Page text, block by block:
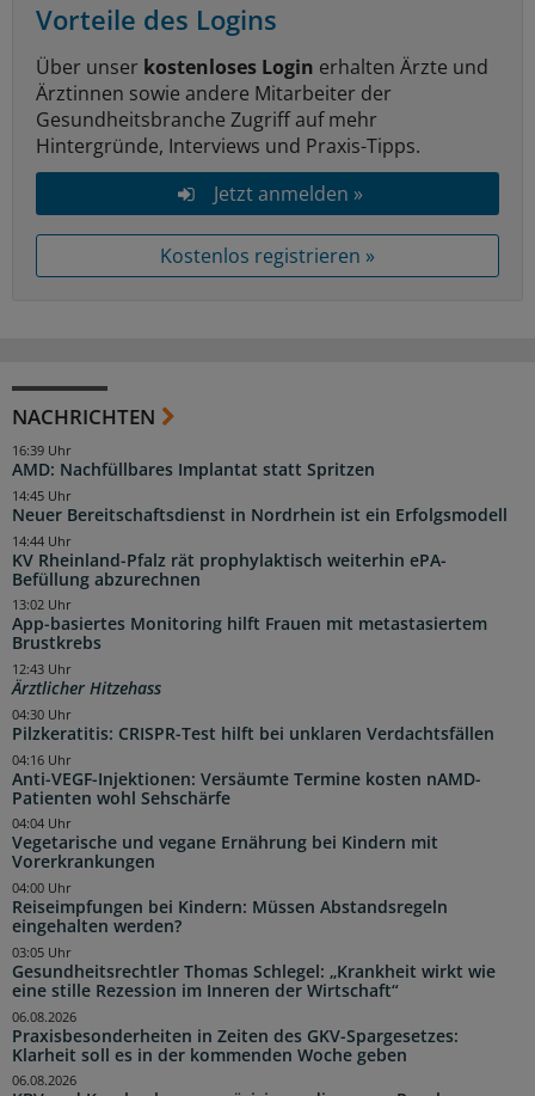
Vorteile des Logins
Über unser kostenloses Login erhalten Ärzte und
Ärztinnen sowie andere Mitarbeiter der
Gesundheitsbranche Zugriff auf mehr
Hintergründe, Interviews und Praxis-Tipps.
Jetzt anmelden »
Kostenlos registrieren »
NACHRICHTEN
AMD: Nachfüllbares Implantat statt Spritzen
16:39 Uhr
Neuer Bereitschaftsdienst in Nordrhein ist ein Erfolgsmodell
14:45 Uhr
KV Rheinland-Pfalz rät prophylaktisch weiterhin ePA-
Befüllung abzurechnen
14:44 Uhr
App-basiertes Monitoring hilft Frauen mit metastasiertem
Brustkrebs
13:02 Uhr
Ärztlicher Hitzehass
12:43 Uhr
Pilzkeratitis: CRISPR-Test hilft bei unklaren Verdachtsfällen
04:30 Uhr
Anti-VEGF-Injektionen: Versäumte Termine kosten nAMD-
Patienten wohl Sehschärfe
04:16 Uhr
Vegetarische und vegane Ernährung bei Kindern mit
Vorerkrankungen
04:04 Uhr
Reiseimpfungen bei Kindern: Müssen Abstandsregeln
eingehalten werden?
04:00 Uhr
Gesundheitsrechtler Thomas Schlegel: „Krankheit wirkt wie
eine stille Rezession im Inneren der Wirtschaft“
03:05 Uhr
Praxisbesonderheiten in Zeiten des GKV-Spargesetzes:
Klarheit soll es in der kommenden Woche geben
06.08.2026
06.08.2026